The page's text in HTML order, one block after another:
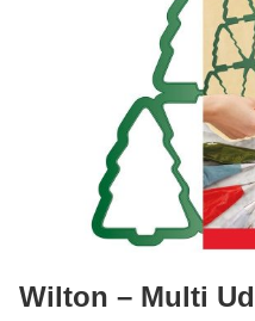
Hvedesur Surdejspulver -
DKK
Wilton – Multi